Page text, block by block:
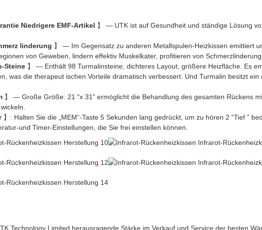
Niedrigere EMF-Artikel 】 — UTK ist auf Gesundheit und ständige Lösung
linderung 】 — Im Gegensatz zu anderen Metallspulen-Heizkissen emittiert
von Geweben, lindern effektiv Muskelkater, profitieren von Schmerzlinderung
Steine 】 — Enthält 98 Turmalinsteine, dichteres Layout, größere Heizfläche. Es
was die therapeut ischen Vorteile dramatisch verbessert. Und Turmalin besitzt
】 — Große Größe: 21 "x 31" ermöglicht die Behandlung des gesamten Rückens
】: Halten Sie die „MEM“-Taste 5 Sekunden lang gedrückt, um zu hören 2 “Tief ”
und Timer-Einstellungen, die Sie frei einstellen können.
Technology Limited herausragende Stärke im Verkauf und Service der besten